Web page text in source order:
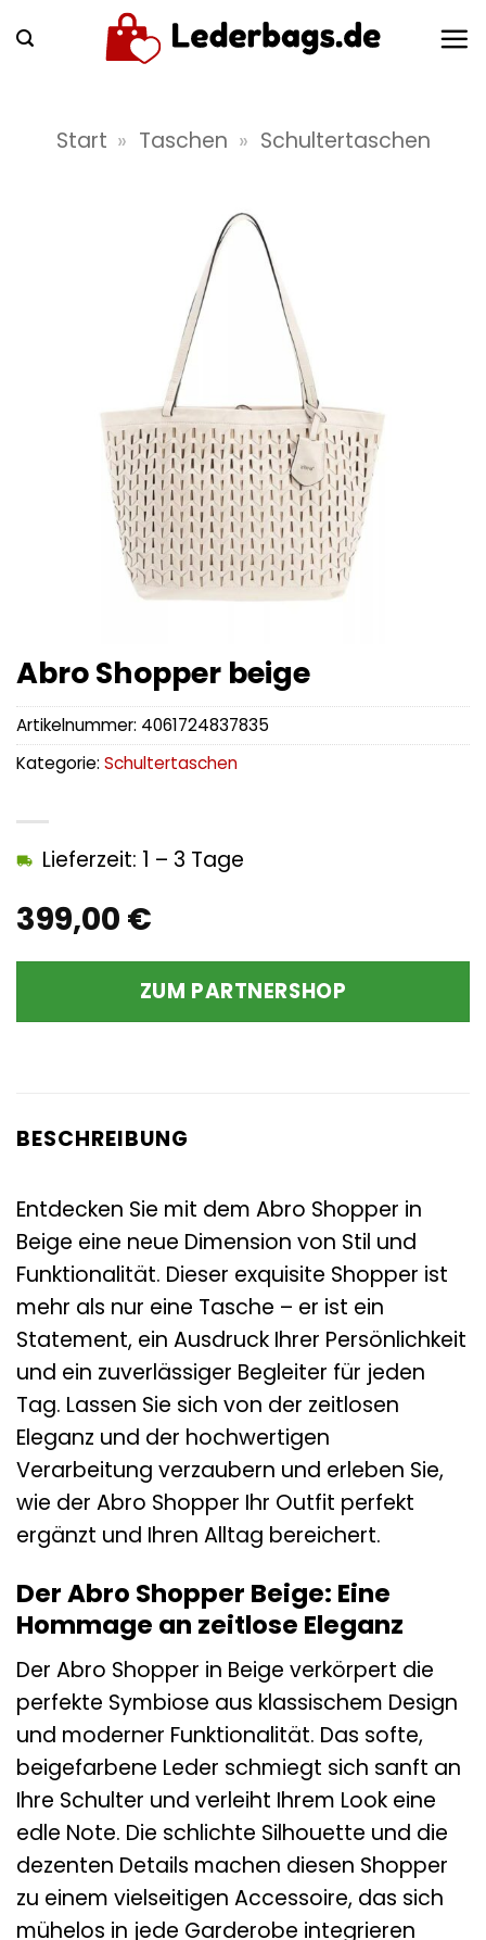
Inhalt
Start » Taschen » Schultertaschen
Abro Shopper beige
399,00 €
Lieferzeit: 1 – 3 Tage
ZUM PARTNERSHOP
Artikelnummer: 4061724837835
Kategorie: Schultertaschen
BESCHREIBUNG
Entdecken Sie mit dem Abro Shopper in
Beige eine neue Dimension von Stil und
Funktionalität. Dieser exquisite Shopper ist
mehr als nur eine Tasche – er ist ein
Statement, ein Ausdruck Ihrer Persönlichkeit
und ein zuverlässiger Begleiter für jeden
Tag. Lassen Sie sich von der zeitlosen
Eleganz und der hochwertigen
Verarbeitung verzaubern und erleben Sie,
wie der Abro Shopper Ihr Outfit perfekt
ergänzt und Ihren Alltag bereichert.
Der Abro Shopper Beige: Eine
Hommage an zeitlose Eleganz
Der Abro Shopper in Beige verkörpert die
perfekte Symbiose aus klassischem Design
und moderner Funktionalität. Das softe,
beigefarbene Leder schmiegt sich sanft an
Ihre Schulter und verleiht Ihrem Look eine
edle Note. Die schlichte Silhouette und die
dezenten Details machen diesen Shopper
zu einem vielseitigen Accessoire, das sich
mühelos in jede Garderobe integrieren